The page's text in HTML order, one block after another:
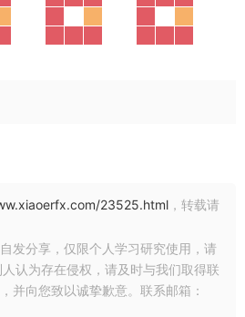
23525.html ，转载请
发分享，仅限个人学习研究使用，请
认为存在侵权，请及时与我们取得联
并向您致以诚挚歉意。联系邮箱：